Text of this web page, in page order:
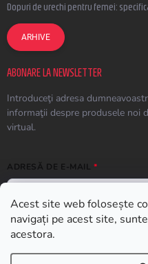
Acest site web folosește
navigați pe acest site,
acestora.
Dopuri de urechi pentru femei:
ARHIVE
ABONARE LA NEWSLETTER
Introduceţi adresa
informaţii despre produsele noi
virtual.
ADRESĂ DE E-MAIL
ABONARE